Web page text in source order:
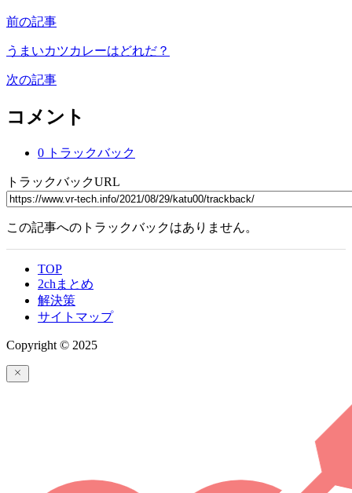
前の記事
うまいカツカレーはどれだ？
次の記事
コメント
0 トラックバック
トラックバックURL
この記事へのトラックバックはありません。
TOP
2chまとめ
解決策
サイトマップ
Copyright © 2025